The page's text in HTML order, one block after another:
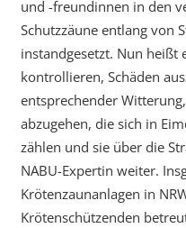
und -freundinnen in den
Schutzzäune entlang von
instandgesetzt. Nun heißt
kontrollieren, Schäden
entsprechender
abzugehen, die sich in
zählen und sie über die
NABU-Expertin weiter.
Krötenzaunanlagen in
Krötenschützenden